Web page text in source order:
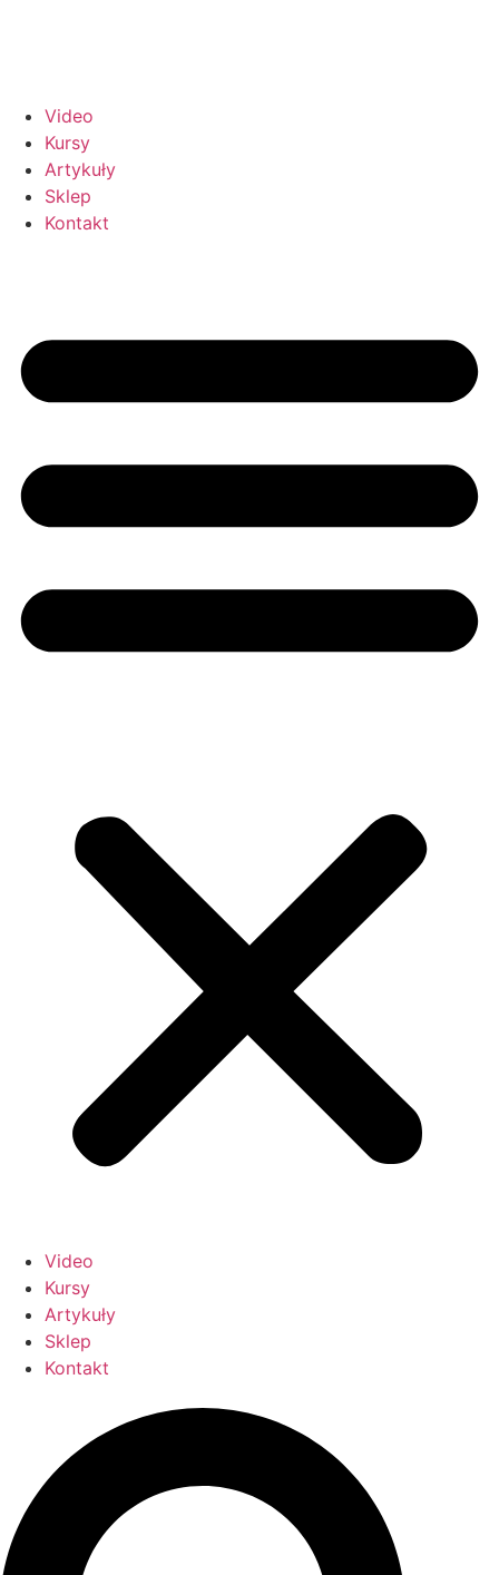
Video
Kursy
Artykuły
Sklep
Kontakt
Video
Kursy
Artykuły
Sklep
Kontakt